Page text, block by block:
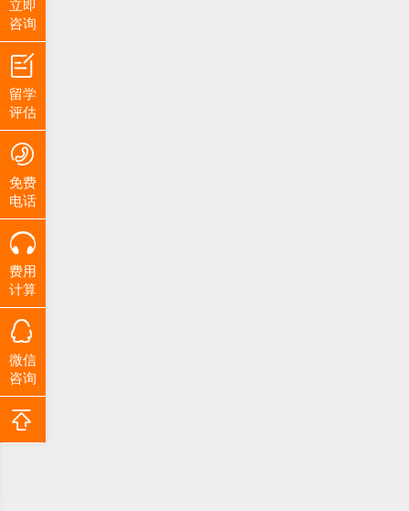
立即
咨询
留学
评估
免费
电话
费用
计算
微信
咨询